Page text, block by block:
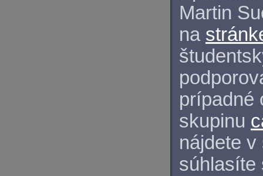
Martin
na
prípadné
skupinu
nájdete